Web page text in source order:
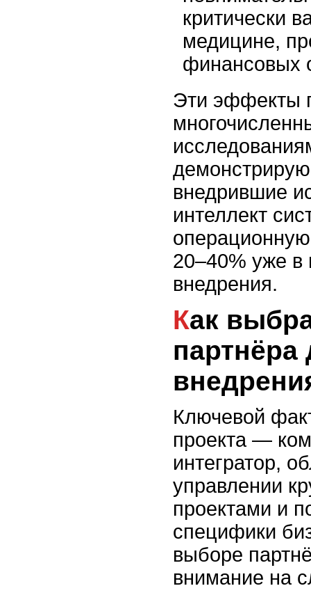
критически
медицине,
финансовых
Эти эффекты
внедрившие
интеллект
20–40% уже в
внедрения.
Как выбрать надёжного
партнёра
Ключевой
проекта —
интегратор,
управлении
проектами и
специфики
выборе
внимание на